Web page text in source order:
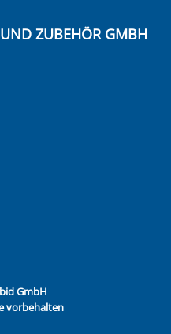
ZUBEHÖR GMBH
GmbH
vorbehalten